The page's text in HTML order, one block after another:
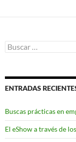
Buscar:
ENTRADAS
Buscas prácticas en
El eShow a través de